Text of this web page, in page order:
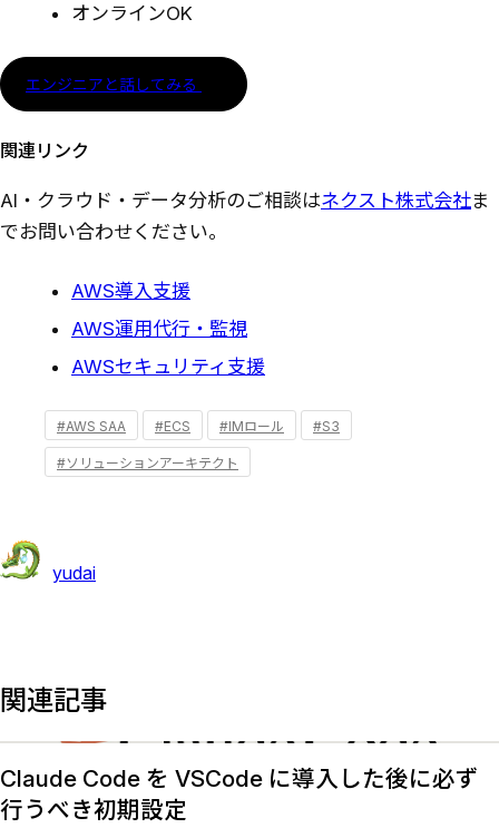
オンラインOK
エンジニアと話してみる
関連リンク
AI・クラウド・データ分析のご相談はネクスト株式会社ま
でお問い合わせください。
AWS導入支援
AWS運用代行・監視
AWSセキュリティ支援
#AWS SAA #ECS #IMロール #S3
#ソリューションアーキテクト
yudai
関連記事
Claude Code を VSCode に導入した後に必ず
行うべき初期設定